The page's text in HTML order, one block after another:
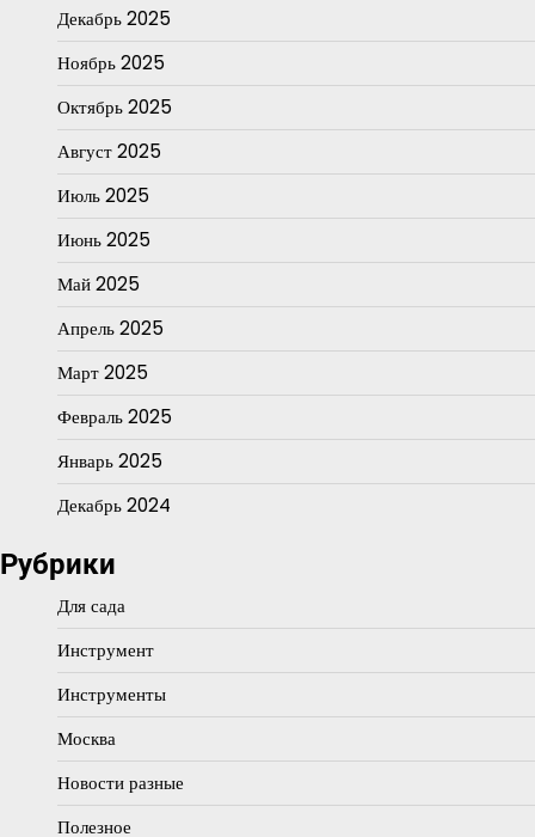
Декабрь 2025
Ноябрь 2025
Октябрь 2025
Август 2025
Июль 2025
Июнь 2025
Май 2025
Апрель 2025
Март 2025
Февраль 2025
Январь 2025
Декабрь 2024
Рубрики
Для сада
Инструмент
Инструменты
Москва
Новости разные
Полезное